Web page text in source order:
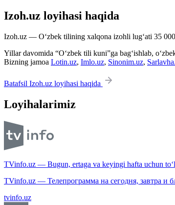
Izoh.uz loyihasi haqida
Izoh.uz — O‘zbek tilining xalqona izohli lug‘ati 35
Yillar davomida “O‘zbek tili kuni”ga bag‘ishlab,
Bizning jamoa Lotin.uz, Imlo.uz, Sinonim.uz,
Batafsil Izoh.uz loyihasi haqida
Loyihalarimiz
TVinfo.uz — Bugun, ertaga va keyingi hafta uchun
TVinfo.uz — Телепрограмма на сегодня, завтра и
tvinfo.uz